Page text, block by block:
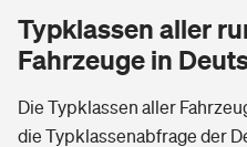
Typklassen aller
Fahrzeuge in
Die Typklassen aller
die Typklassenabfrage der